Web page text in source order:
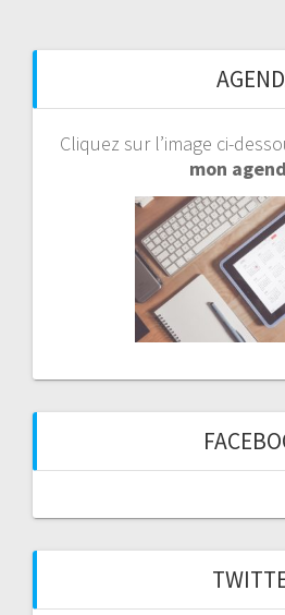
Cliquez sur l’image ci-
mon